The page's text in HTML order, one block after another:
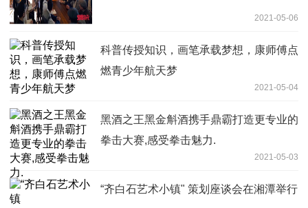
2021-05-06
科普传授知识，画笔承载梦想，康师傅点
燃青少年航天梦
2021-05-04
黑酒之王黑金斛酒携手鼎霸打造更专业的
拳击大赛,感受拳击魅力.
2021-05-03
“齐白石艺术小镇" 策划座谈会在湘潭举行